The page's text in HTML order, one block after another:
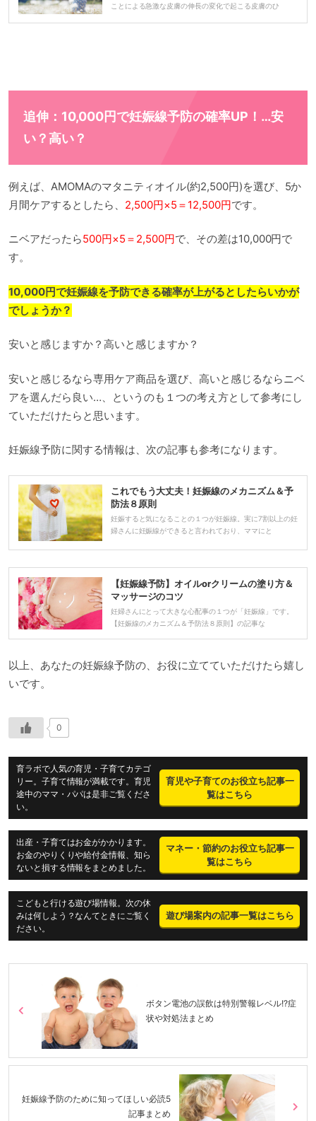
ことによる急激な皮膚の伸長の変化で起こる皮膚のひ
追伸：10,000円で妊娠線予防の確率UP！…安
い？高い？
例えば、AMOMAのマタニティオイル(約2,500円)を選び、5か
月間ケアするとしたら、 2,500円×5＝12,500円です。
ニベアだったら500円×5＝2,500円で、その差は10,000円で
す。
10,000円で妊娠線を予防できる確率が上がるとしたらいかが
でしょうか？
安いと感じますか？高いと感じますか？
安いと感じるなら専用ケア商品を選び、高いと感じるならニベ
アを選んだら良い…、というのも１つの考え方として参考にし
ていただけたらと思います。
妊娠線予防に関する情報は、次の記事も参考になります。
これでもう大丈夫！妊娠線のメカニズム＆予
防法８原則
妊娠すると気になることの１つが妊娠線。実に7割以上の妊
婦さんに妊娠線ができると言われており、ママにと
【妊娠線予防】オイルorクリームの塗り方＆
マッサージのコツ
妊婦さんにとって大きな心配事の１つが「妊娠線」です。
【妊娠線のメカニズム＆予防法８原則】の記事な
以上、あなたの妊娠線予防の、お役に立てていただけたら嬉し
いです。
0
育ラボで人気の育児・子育てカテゴ
リー。子育て情報が満載です。育児
途中のママ・パパは是非ご覧くださ
い。
育児や子育てのお役立ち記事一
覧はこちら
出産・子育てはお金がかかります。
お金のやりくりや給付金情報、知ら
ないと損する情報をまとめました。
マネー・節約のお役立ち記事一
覧はこちら
こどもと行ける遊び場情報。次の休
みは何しよう？なんてときにご覧く
ださい。
遊び場案内の記事一覧はこちら
ボタン電池の誤飲は特別警報レベル!?症
状や対処法まとめ
妊娠線予防のために知ってほしい必読5
記事まとめ